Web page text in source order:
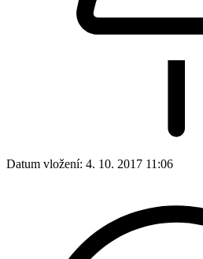
Datum vložení: 4. 10. 2017 11:06